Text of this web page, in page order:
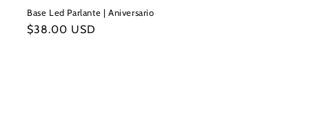
Base Led Parlante | Aniversario
Precio
$38.00 USD